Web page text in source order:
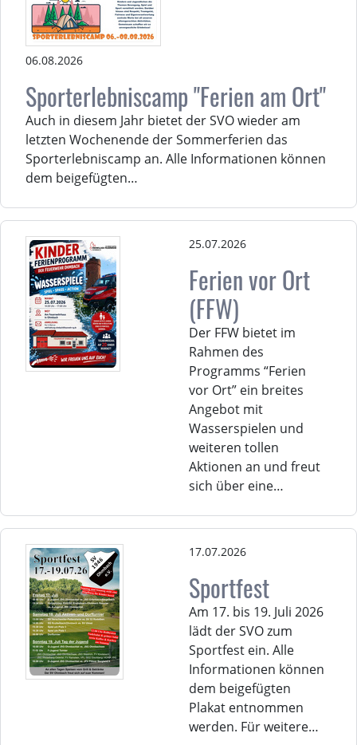
06.08.2026
Sporterlebniscamp "Ferien am Ort"
Auch in diesem Jahr bietet der SVO wieder am
letzten Wochenende der Sommerferien das
Sporterlebniscamp an. Alle Informationen können
dem beigefügten…
25.07.2026
Ferien vor Ort
(FFW)
Der FFW bietet im
Rahmen des
Programms “Ferien
vor Ort” ein breites
Angebot mit
Wasserspielen und
weiteren tollen
Aktionen an und freut
sich über eine…
17.07.2026
Sportfest
Am 17. bis 19. Juli 2026
lädt der SVO zum
Sportfest ein. Alle
Informationen können
dem beigefügten
Plakat entnommen
werden. Für weitere…